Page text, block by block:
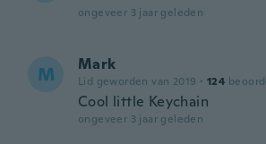
ongeveer 3 jaar geleden
M Mark
Lid geworden van 2019 · 124
Cool little Keychain
ongeveer 3 jaar geleden